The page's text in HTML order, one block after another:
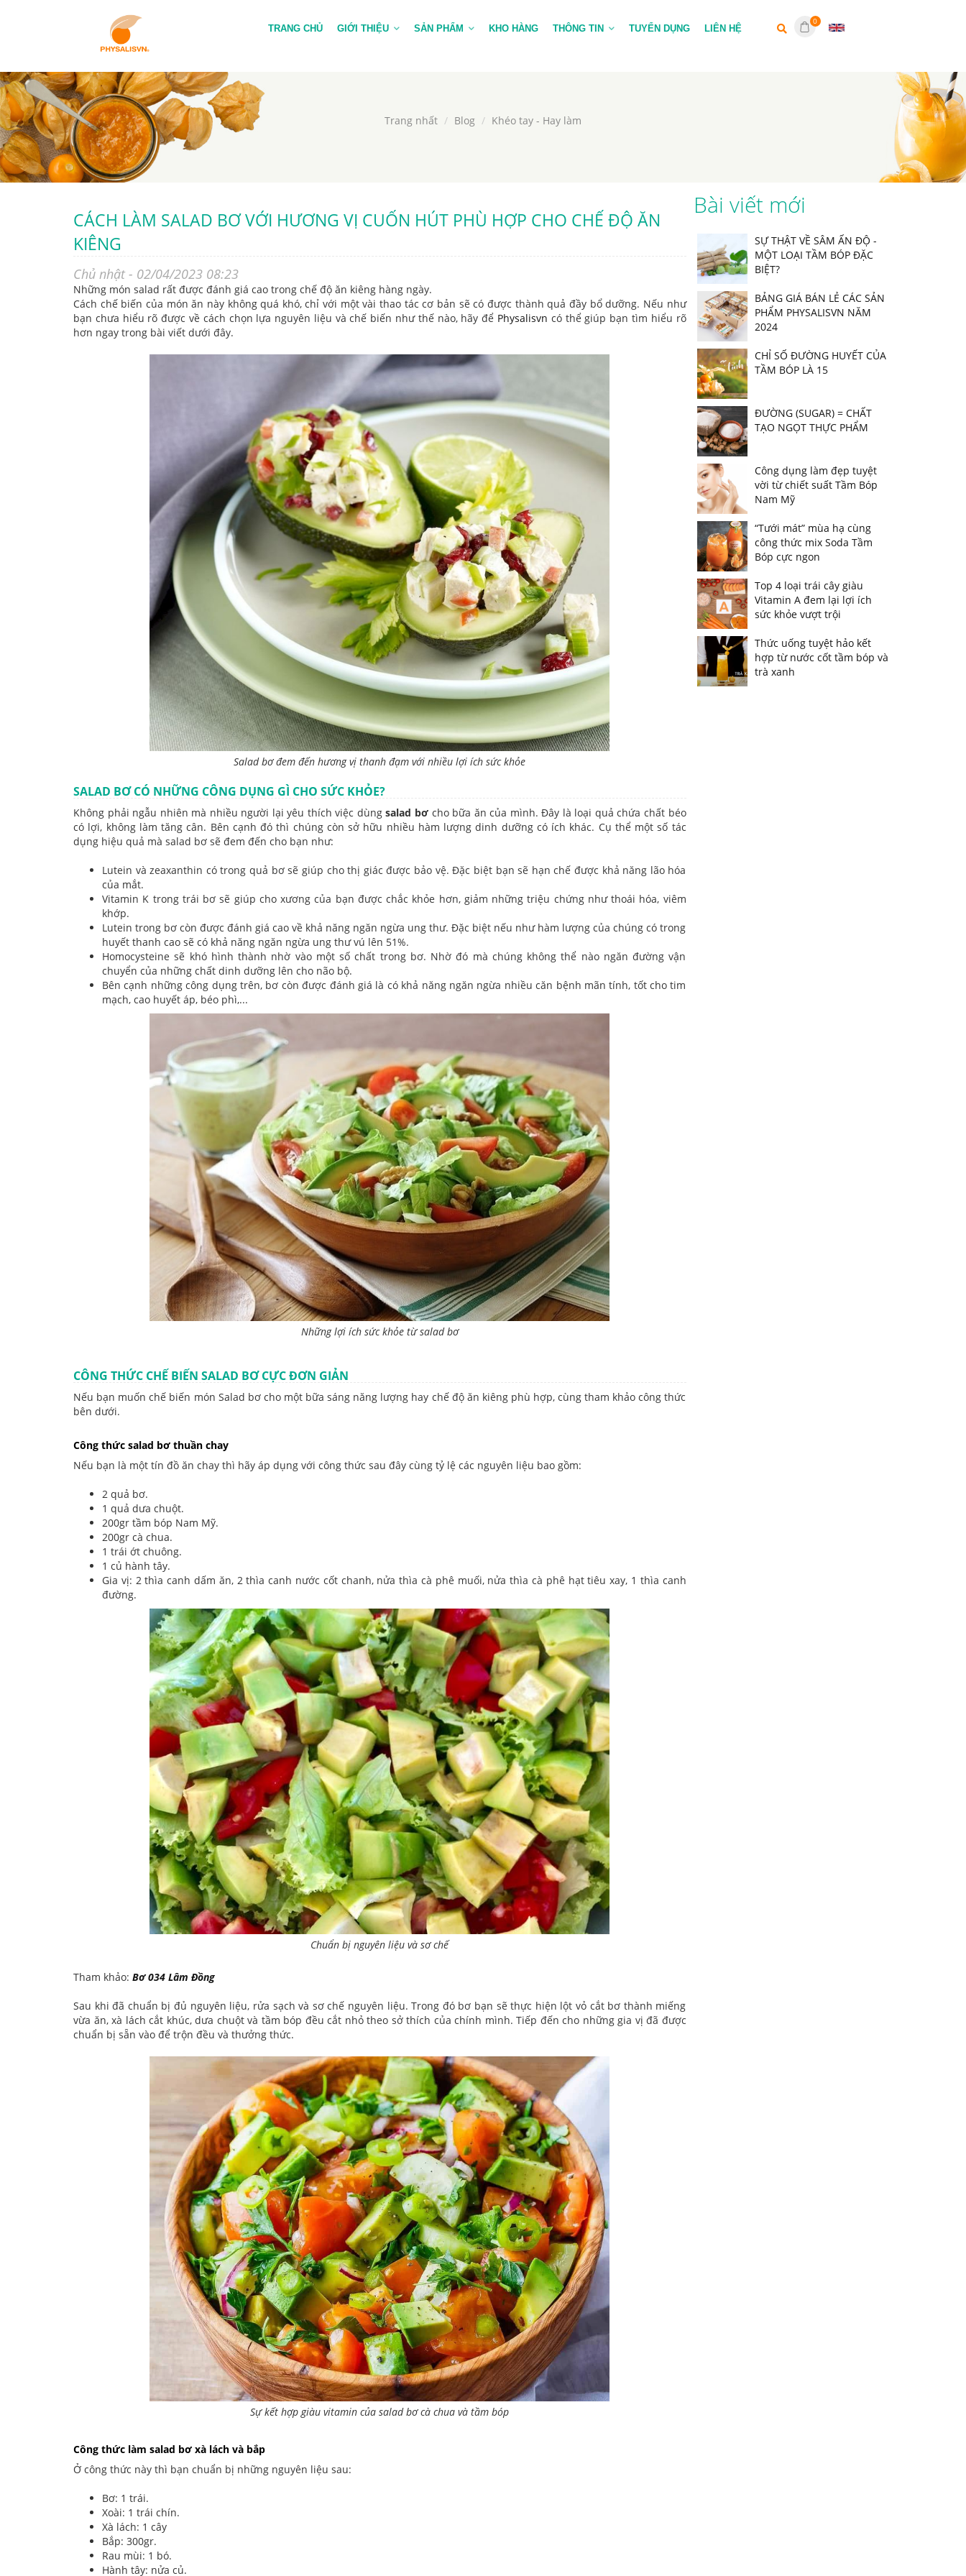
TRANG CHỦ GIỚI THIỆU SẢN PHẨM KHO HÀNG THÔNG TIN TUYỂN DỤNG LIÊN HỆ
0
Trang nhất Blog Khéo tay - Hay làm
CÁCH LÀM SALAD BƠ VỚI HƯƠNG VỊ CUỐN HÚT PHÙ HỢP CHO CHẾ ĐỘ ĂN
KIÊNG
Chủ nhật - 02/04/2023 08:23
Những món salad rất được đánh giá cao trong chế độ ăn kiêng hàng ngày.
Cách chế biến của món ăn này không quá khó, chỉ với một vài thao tác cơ bản sẽ có được thành quả đầy bổ dưỡng. Nếu như
bạn chưa hiểu rõ được về cách chọn lựa nguyên liệu và chế biến như thế nào, hãy để Physalisvn có thể giúp bạn tìm hiểu rõ
hơn ngay trong bài viết dưới đây.
Salad bơ đem đến hương vị thanh đạm với nhiều lợi ích sức khỏe
SALAD BƠ CÓ NHỮNG CÔNG DỤNG GÌ CHO SỨC KHỎE?
Không phải ngẫu nhiên mà nhiều người lại yêu thích việc dùngsalad bơ cho bữa ăn của mình. Đây là loại quả chứa chất béo
có lợi, không làm tăng cân. Bên cạnh đó thì chúng còn sở hữu nhiều hàm lượng dinh dưỡng có ích khác. Cụ thể một số tác
dụng hiệu quả mà salad bơ sẽ đem đến cho bạn như:
Lutein và zeaxanthin có trong quả bơ sẽ giúp cho thị giác được bảo vệ. Đặc biệt bạn sẽ hạn chế được khả năng lão hóa
của mắt.
Vitamin K trong trái bơ sẽ giúp cho xương của bạn được chắc khỏe hơn, giảm những triệu chứng như thoái hóa, viêm
khớp.
Lutein trong bơ còn được đánh giá cao về khả năng ngăn ngừa ung thư. Đặc biệt nếu như hàm lượng của chúng có trong
huyết thanh cao sẽ có khả năng ngăn ngừa ung thư vú lên 51%.
Homocysteine sẽ khó hình thành nhờ vào một số chất trong bơ. Nhờ đó mà chúng không thể nào ngăn đường vận
chuyển của những chất dinh dưỡng lên cho não bộ.
Bên cạnh những công dụng trên, bơ còn được đánh giá là có khả năng ngăn ngừa nhiều căn bệnh mãn tính, tốt cho tim
mạch, cao huyết áp, béo phì,...
Những lợi ích sức khỏe từ salad bơ
CÔNG THỨC CHẾ BIẾN SALAD BƠ CỰC ĐƠN GIẢN
Nếu bạn muốn chế biến món Salad bơ cho một bữa sáng năng lượng hay chế độ ăn kiêng phù hợp, cùng tham khảo công thức
bên dưới.
Công thức salad bơ thuần chay
Nếu bạn là một tín đồ ăn chay thì hãy áp dụng với công thức sau đây cùng tỷ lệ các nguyên liệu bao gồm:
2 quả bơ.
1 quả dưa chuột.
200gr tầm bóp Nam Mỹ.
200gr cà chua.
1 trái ớt chuông.
1 củ hành tây.
Gia vị: 2 thìa canh dấm ăn, 2 thìa canh nước cốt chanh, nửa thìa cà phê muối, nửa thìa cà phê hạt tiêu xay, 1 thìa canh
đường.
Chuẩn bị nguyên liệu và sơ chế
Tham khảo: Bơ 034 Lâm Đồng
Sau khi đã chuẩn bị đủ nguyên liệu, rửa sạch và sơ chế nguyên liệu. Trong đó bơ bạn sẽ thực hiện lột vỏ cắt bơ thành miếng
vừa ăn, xà lách cắt khúc, dưa chuột và tầm bóp đều cắt nhỏ theo sở thích của chính mình. Tiếp đến cho những gia vị đã được
chuẩn bị sẵn vào để trộn đều và thưởng thức.
Sự kết hợp giàu vitamin của salad bơ cà chua và tầm bóp
Công thức làm salad bơ xà lách và bắp
Ở công thức này thì bạn chuẩn bị những nguyên liệu sau:
Bơ: 1 trái.
Xoài: 1 trái chín.
Xà lách: 1 cây
Bắp: 300gr.
Rau mùi: 1 bó.
Hành tây: nửa củ.
Bài viết mới
SỰ THẬT VỀ SÂM ẤN ĐỘ -
MỘT LOẠI TẦM BÓP ĐẶC
BIỆT?
BẢNG GIÁ BÁN LẺ CÁC SẢN
PHẨM PHYSALISVN NĂM
2024
CHỈ SỐ ĐƯỜNG HUYẾT CỦA
TẦM BÓP LÀ 15
ĐƯỜNG (SUGAR) = CHẤT
TẠO NGỌT THỰC PHẨM
Công dụng làm đẹp tuyệt
vời từ chiết suất Tầm Bóp
Nam Mỹ
“Tưới mát” mùa hạ cùng
công thức mix Soda Tầm
Bóp cực ngon
Top 4 loại trái cây giàu
Vitamin A đem lại lợi ích
sức khỏe vượt trội
Thức uống tuyệt hảo kết
hợp từ nước cốt tầm bóp và
trà xanh